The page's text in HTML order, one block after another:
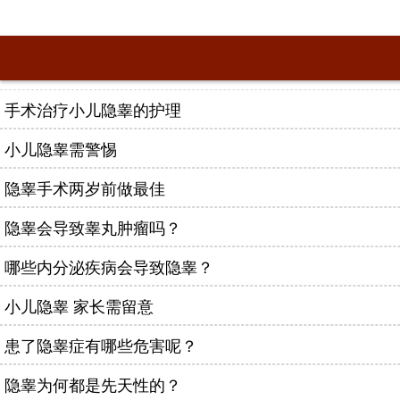
手术治疗小儿隐睾的护理
小儿隐睾需警惕
隐睾手术两岁前做最佳
隐睾会导致睾丸肿瘤吗？
哪些内分泌疾病会导致隐睾？
小儿隐睾 家长需留意
患了隐睾症有哪些危害呢？
隐睾为何都是先天性的？